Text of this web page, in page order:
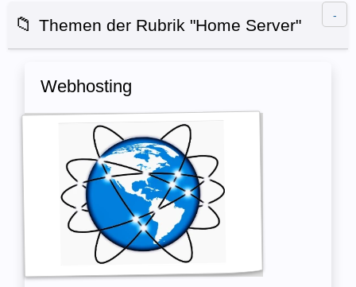
📁 Themen der Rubrik "Home Server"
Webhosting